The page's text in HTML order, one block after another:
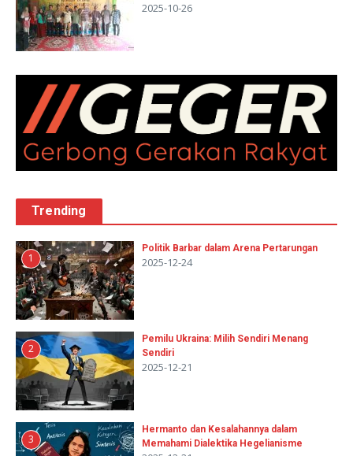
2025-10-26
Trending
1
Politik Barbar dalam Arena Pertarungan
2025-12-24
2
Pemilu Ukraina: Milih Sendiri Menang
Sendiri
2025-12-21
3
Hermanto dan Kesalahannya dalam
Memahami Dialektika Hegelianisme